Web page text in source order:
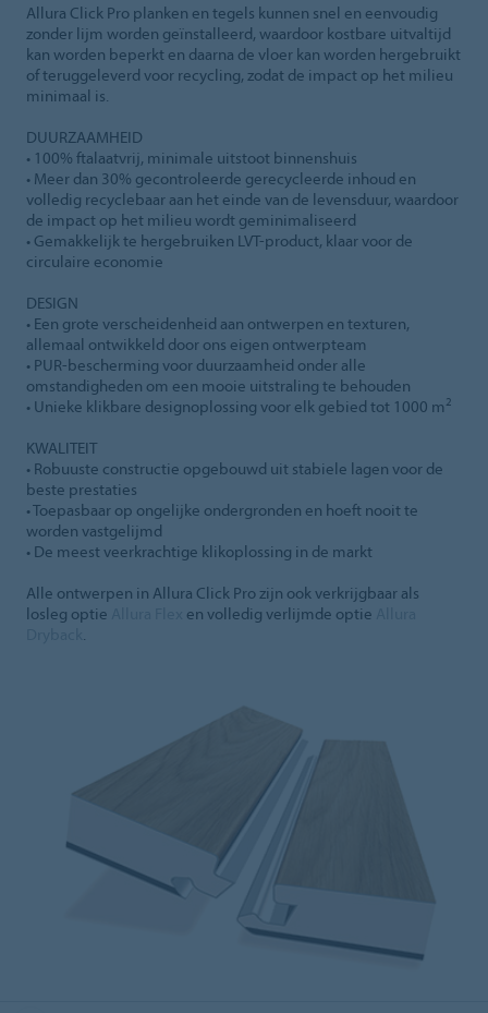
Allura Click Pro planken en tegels kunnen snel en eenvoudig
zonder lijm worden geïnstalleerd, waardoor kostbare uitvaltijd
kan worden beperkt en daarna de vloer kan worden hergebruikt
of teruggeleverd voor recycling, zodat de impact op het milieu
minimaal is.
DUURZAAMHEID
• 100% ftalaatvrij, minimale uitstoot binnenshuis
• Meer dan 30% gecontroleerde gerecycleerde inhoud en
volledig recyclebaar aan het einde van de levensduur, waardoor
de impact op het milieu wordt geminimaliseerd
• Gemakkelijk te hergebruiken LVT-product, klaar voor de
circulaire economie
DESIGN
• Een grote verscheidenheid aan ontwerpen en texturen,
allemaal ontwikkeld door ons eigen ontwerpteam
• PUR-bescherming voor duurzaamheid onder alle
omstandigheden om een mooie uitstraling te behouden
• Unieke klikbare designoplossing voor elk gebied tot 1000 m 2
KWALITEIT
• Robuuste constructie opgebouwd uit stabiele lagen voor de
beste prestaties
• Toepasbaar op ongelijke ondergronden en hoeft nooit te
worden vastgelijmd
• De meest veerkrachtige klikoplossing in de markt
Alle ontwerpen in Allura Click Pro zijn ook verkrijgbaar als
losleg optie
en volledig verlijmde optie
.